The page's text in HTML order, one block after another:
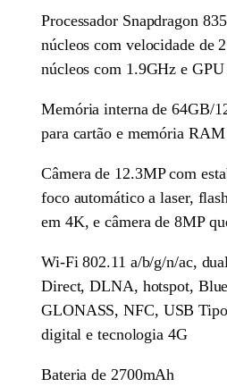
Processador Snapdragon
núcleos com velocidade de
núcleos com 1.9GHz e
Memória interna de 64GB/
para cartão e memória
Câmera de 12.3MP com
foco automático a laser,
em 4K, e câmera de 8MP
Wi-Fi 802.11 a/b/g/n/ac,
Direct, DLNA, hotspot,
GLONASS, NFC, USB
digital e tecnologia 4G
Bateria de 2700mAh